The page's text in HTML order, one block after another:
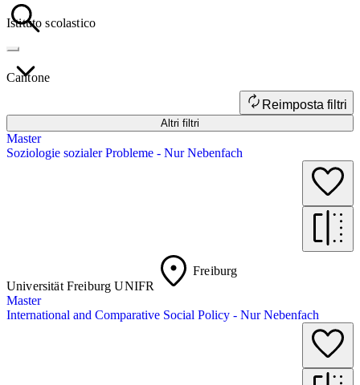
Istituto scolastico
Cantone
Reimposta filtri
Altri filtri
Master
Soziologie sozialer Probleme - Nur Nebenfach
Universität Freiburg UNIFR
Freiburg
Master
International and Comparative Social Policy - Nur Nebenfach